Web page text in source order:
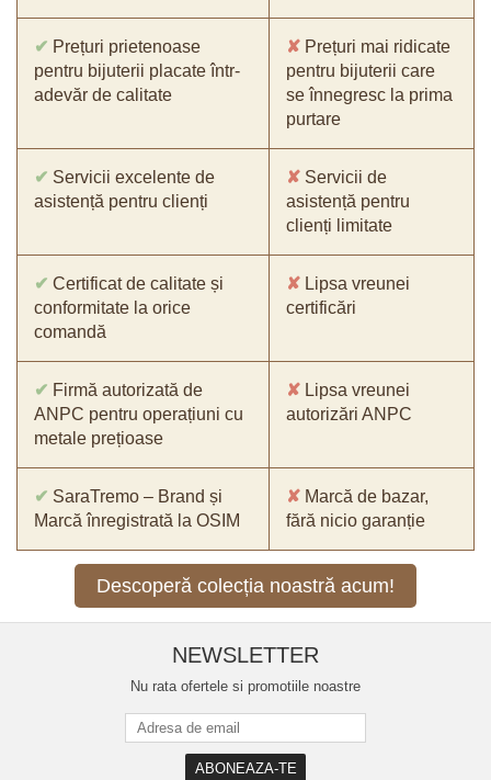
✔ Prețuri prietenoase
pentru bijuterii placate într-
adevăr de calitate
✘ Prețuri mai ridicate
pentru bijuterii care
se înnegresc la prima
purtare
✔ Servicii excelente de
asistență pentru clienți
✘ Servicii de
asistență pentru
clienți limitate
✔ Certificat de calitate și
conformitate la orice
comandă
✘ Lipsa vreunei
certificări
✔ Firmă autorizată de
ANPC pentru operațiuni cu
metale prețioase
✘ Lipsa vreunei
autorizări ANPC
✔ SaraTremo – Brand și
Marcă înregistrată la OSIM
✘ Marcă de bazar,
fără nicio garanție
Descoperă colecția noastră acum!
NEWSLETTER
Nu rata ofertele si promotiile noastre